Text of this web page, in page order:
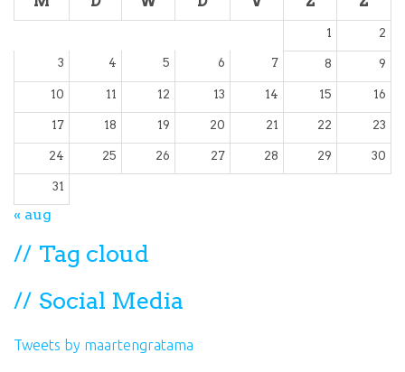
1 2
3 4 5 6 7 8 9
10 11 12 13 14 15 16
17 18 19 20 21 22 23
24 25 26 27 28 29 30
31
« aug
Tag cloud
Social Media
Tweets by maartengratama